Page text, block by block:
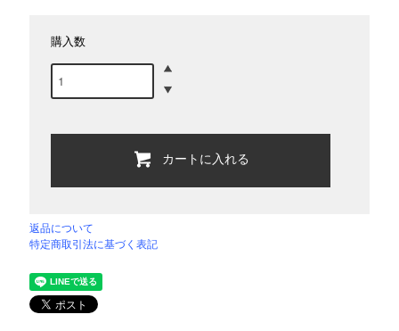
購入数
カートに入れる
返品について
特定商取引法に基づく表記